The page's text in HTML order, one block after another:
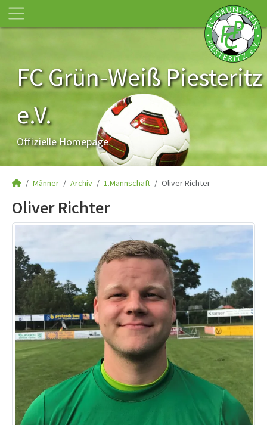
FC Grün-Weiß Piesteritz
e.V.
Offizielle Homepage
Männer Archiv 1.Mannschaft Oliver Richter
Oliver Richter